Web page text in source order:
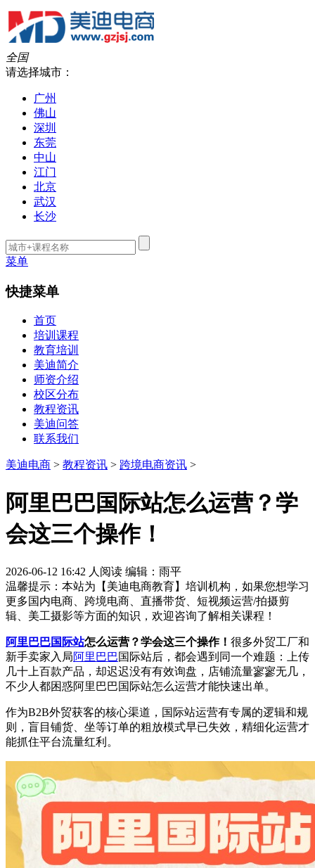
全国
请选择城市：
广州
佛山
深圳
东莞
中山
江门
北京
武汉
长沙
菜单
快捷菜单
首页
培训课程
教育培训
美迪简介
师资介绍
校区分布
教程资讯
美迪问答
联系我们
美迪电商 > 教程资讯 > 跨境电商资讯 >
阿里巴巴国际站怎么运营？学
会这三个操作！
2026-06-12 16:42 人阅读 编辑：雨平
温馨提示：本站为【美迪电商教育】培训机构，如果您想学习
更多国内电商、跨境电商、直播带货、短视频运营/拍摄剪
辑、美工摄影等方面的知识，欢迎咨询了解相关课程！
阿里巴巴国际站怎么运营？学会这三个操作！ 很多外贸工厂和
新手卖家入局阿里巴巴国际站后，都会遇到同一个难题：上传
几十上百款产品，却迟迟没有有效询盘，店铺流量寥寥无几，
不少人都困惑阿里巴巴国际站怎么运营才能快速出单。
作为B2B外贸获客的核心渠道，国际站运营有专属的逻辑和规
则，盲目铺货、坐等订单的粗放模式早已失效，精细化运营才
能抓住平台流量红利。